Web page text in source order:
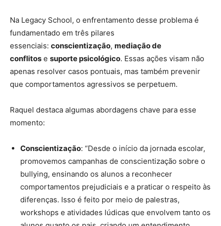
Na Legacy School, o enfrentamento desse problema é
fundamentado em três pilares
essenciais: conscientização, mediação de
conflitos e suporte psicológico. Essas ações visam não
apenas resolver casos pontuais, mas também prevenir
que comportamentos agressivos se perpetuem.
Raquel destaca algumas abordagens chave para esse
momento:
Conscientização: “Desde o início da jornada escolar,
promovemos campanhas de conscientização sobre o
bullying, ensinando os alunos a reconhecer
comportamentos prejudiciais e a praticar o respeito às
diferenças. Isso é feito por meio de palestras,
workshops e atividades lúdicas que envolvem tanto os